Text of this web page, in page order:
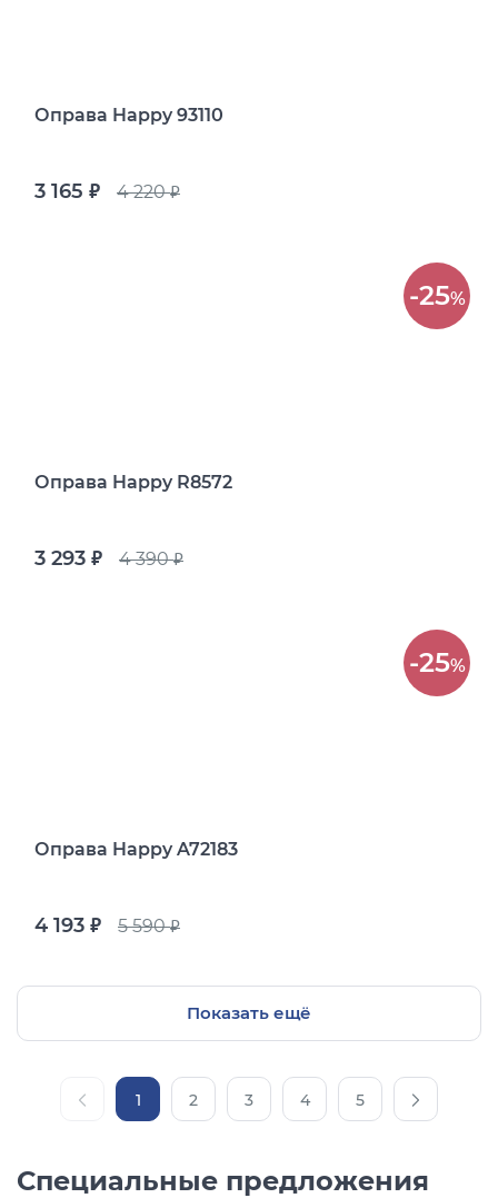
Оправа Happy 93110
3 165 руб. 4 220руб.
-25%
Оправа Happy R8572
3 293 руб. 4 390руб.
-25%
Оправа Happy A72183
4 193 руб. 5 590руб.
Показать ещё
1 2 3 4 5
Специальные предложения